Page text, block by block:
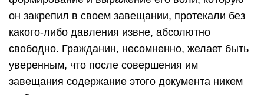
он закрепил в своем завещании, протекали без
какого-либо давления извне, абсолютно
свободно. Гражданин, несомненно, желает быть
уверенным, что после совершения им
завещания содержание этого документа никем